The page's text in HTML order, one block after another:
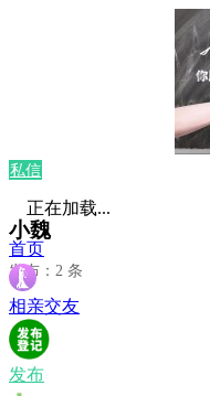
私信
小魏
发布：2 条
正在加载...
首页
相亲交友
发布